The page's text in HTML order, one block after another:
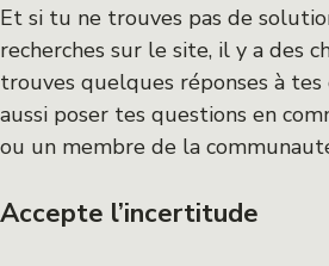
Et si tu ne trouves pas de
recherches sur le site, il y a des
trouves quelques réponses à
aussi poser tes questions en
ou un membre de la
Accepte l’incertitude